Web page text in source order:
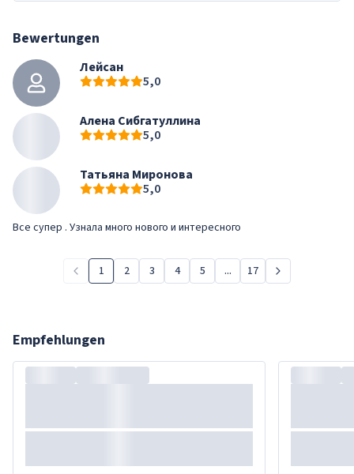
Bewertungen
Лейсан
5,0
Алена Сибгатуллина
5,0
Татьяна Миронова
5,0
Все супер . Узнала много нового и интересного
1 2 3 4 5 ... 17
Empfehlungen